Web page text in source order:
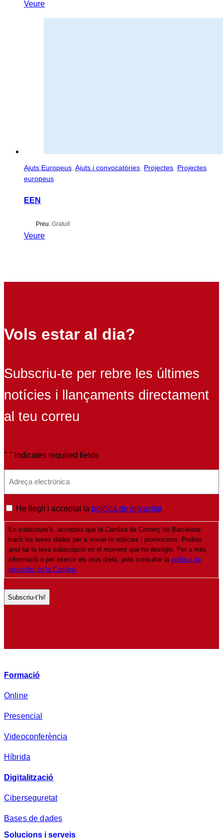
Veure
Ajuts Europeus Ajuts i convocatòries Projectes Projectes
europeus
EEN
Preu: Gratuït
Veure
Vols estar al dia?
Subscriu-te per rebre les últimes
notícies i llançaments directament
al teu correu
"*" indicates required fields
P
o
d
v
d
s
a
He llegit i acceptat la política de privacitat *
En subscriure’s, acceptes que la Cambra de Comerç de Barcelona
tracti les teves dades per a enviar-te notícies i promocions. Podràs
anul·lar la teva subscripció en el moment que ho desitgis. Per a més
informació o per exercir els teus drets, pots consultar la política de
privacitat de la Cambra.
Formació
Online
Presencial
Videoconferència
Híbrida
Digitalització
Ciberseguretat
Bases de dades
Solucions i serveis